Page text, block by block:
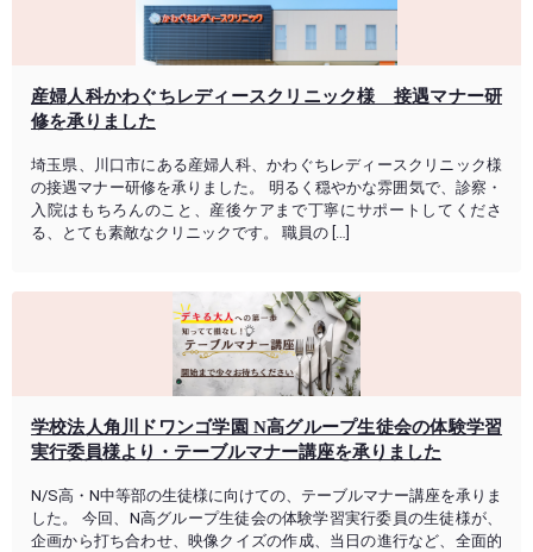
産婦人科かわぐちレディースクリニック様 接遇マナー研
修を承りました
埼玉県、川口市にある産婦人科、かわぐちレディースクリニック様
の接遇マナー研修を承りました。 明るく穏やかな雰囲気で、診察・
入院はもちろんのこと、産後ケアまで丁寧にサポートしてくださ
る、とても素敵なクリニックです。 職員の […]
学校法人角川ドワンゴ学園 N高グループ生徒会の体験学習
実行委員様より・テーブルマナー講座を承りました
N/S高・N中等部の生徒様に向けての、テーブルマナー講座を承りま
した。 今回、N高グループ生徒会の体験学習実行委員の生徒様が、
企画から打ち合わせ、映像クイズの作成、当日の進行など、全面的